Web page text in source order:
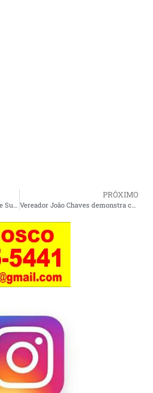
PRÓXIMO
Vereador João Chaves demonstra capacidade de mobilização e fortalece grupo político em Cururupu com encontro de lideranças